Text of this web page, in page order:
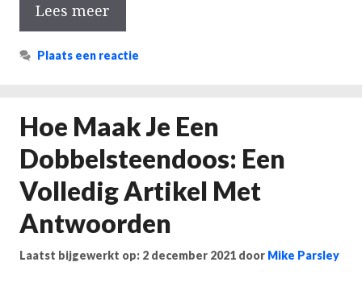
Lees meer
Plaats een reactie
Hoe Maak Je Een
Dobbelsteendoos: Een
Volledig Artikel Met
Antwoorden
Laatst bijgewerkt op: 2 december 2021 door Mike Parsley